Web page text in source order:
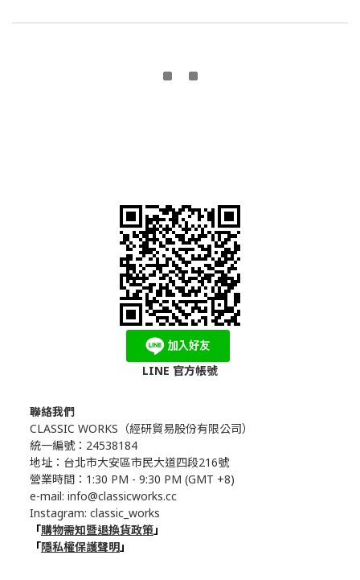
LINE 官方帳號
聯絡我們
CLASSIC WORKS（經研貿易股份有限公司）
統一編號：24538184
地址：台北市大安區市民大道四段216號
營業時間：1:30 PM - 9:30 PM (GMT +8)
e-mail: info@classicworks.cc
Instagram: classic_works
「購物需知暨退換貨政策」
「隱私權保護聲明」